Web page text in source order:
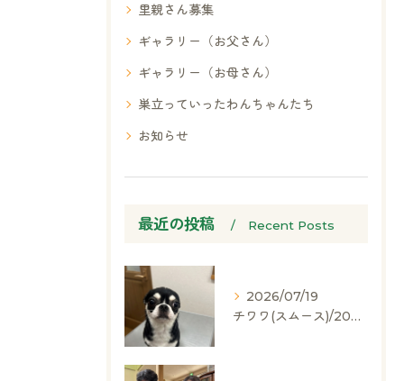
里親さん募集
ギャラリー（お父さん）
ギャラリー（お母さん）
巣立っていったわんちゃんたち
お知らせ
最近の投稿 Recent Posts
2026/07/19
チワワ(スムース)/2024.05.06/男の子/60,000(税別)